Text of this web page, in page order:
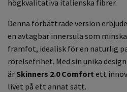
högkvalitativa italienska fibrer.
Denna förbättrade version
en avtagbar innersula som
framfot, idealisk för en naturlig
rörelsefrihet. Med sin unika
är Skinners 2.0 Comfort ett
livet på ett annat sätt.